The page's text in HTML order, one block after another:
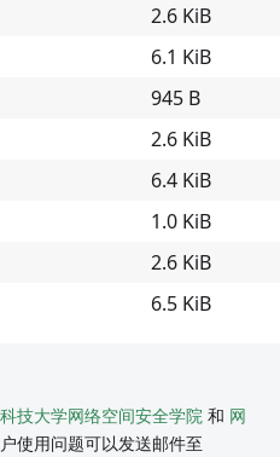
2.6 KiB
6.1 KiB
945 B
2.6 KiB
6.4 KiB
1.0 KiB
2.6 KiB
6.5 KiB
技大学网络空间安全学院 和 网
使用问题可以发送邮件至